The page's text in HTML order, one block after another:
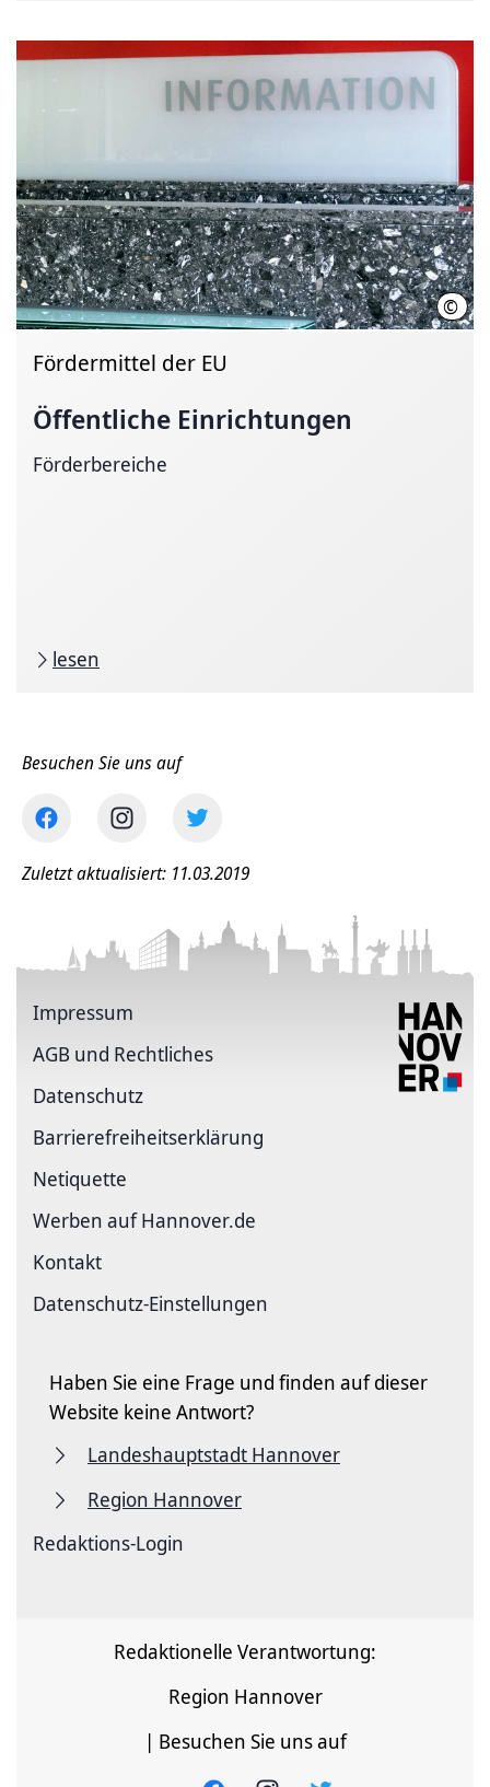
©
Fördermittel der EU
Öffentliche Einrichtungen
Förderbereiche
lesen
Besuchen Sie uns auf
Zuletzt aktualisiert: 11.03.2019
Impressum
AGB und Rechtliches
Datenschutz
Barriere­freiheits­erklärung
Netiquette
Werben auf Hannover.de
Kontakt
Datenschutz-Einstellungen
Haben Sie eine Frage und finden auf dieser
Website keine Antwort?
Landeshauptstadt Hannover
Region Hannover
Redaktions-Login
Redaktionelle Verantwortung:
Region Hannover
| Besuchen Sie uns auf